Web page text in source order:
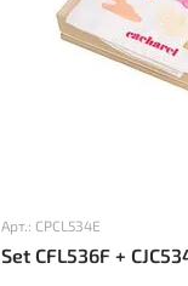
Арт.: CPCL534E
Set CFL536F +